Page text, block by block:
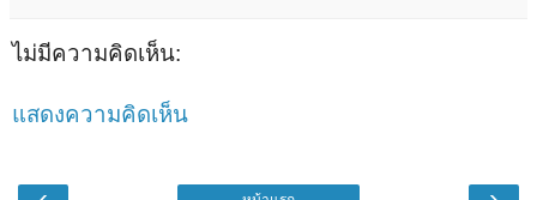
ไม่มีความคิดเห็น:
แสดงความคิดเห็น